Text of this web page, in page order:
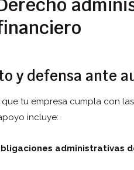
y defensa ante
que tu empresa cumpla con
incluye:
administrativas